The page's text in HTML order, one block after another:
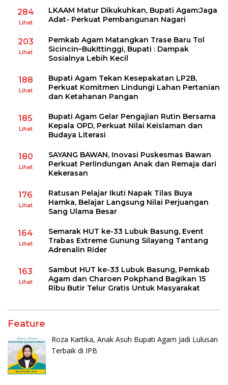
284
Lihat
LKAAM Matur Dikukuhkan, Bupati Agam:Jaga
Adat- Perkuat Pembangunan Nagari
203
Lihat
Pemkab Agam Matangkan Trase Baru Tol
Sicincin–Bukittinggi, Bupati : Dampak
Sosialnya Lebih Kecil
188
Lihat
Bupati Agam Tekan Kesepakatan LP2B,
Perkuat Komitmen Lindungi Lahan Pertanian
dan Ketahanan Pangan
185
Lihat
Bupati Agam Gelar Pengajian Rutin Bersama
Kepala OPD, Perkuat Nilai Keislaman dan
Budaya Literasi
180
Lihat
SAYANG BAWAN, Inovasi Puskesmas Bawan
Perkuat Perlindungan Anak dan Remaja dari
Kekerasan
176
Lihat
Ratusan Pelajar Ikuti Napak Tilas Buya
Hamka, Belajar Langsung Nilai Perjuangan
Sang Ulama Besar
164
Lihat
Semarak HUT ke-33 Lubuk Basung, Event
Trabas Extreme Gunung Silayang Tantang
Adrenalin Rider
163
Lihat
Sambut HUT ke-33 Lubuk Basung, Pemkab
Agam dan Charoen Pokphand Bagikan 15
Ribu Butir Telur Gratis Untuk Masyarakat
Feature
Roza Kartika, Anak Asuh Bupati Agam Jadi Lulusan
Terbaik di IPB